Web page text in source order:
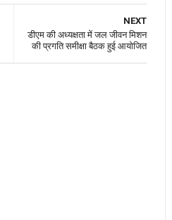
NEXT
डीएम की अध्यक्षता में जल जीवन मिशन
की प्रगति समीक्षा बैठक हुई आयोजित